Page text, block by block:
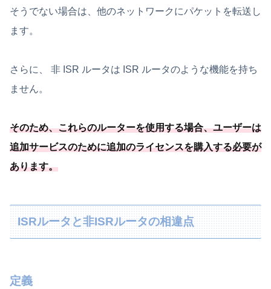
そうでない場合は、他のネットワークにパケットを転送し
ます。
さらに、 非 ISR ルータは ISR ルータのような機能を持ち
ません。
そのため、これらのルーターを使用する場合、ユーザーは
追加サービスのために追加のライセンスを購入する必要が
あります。
ISRルータと非ISRルータの相違点
定義